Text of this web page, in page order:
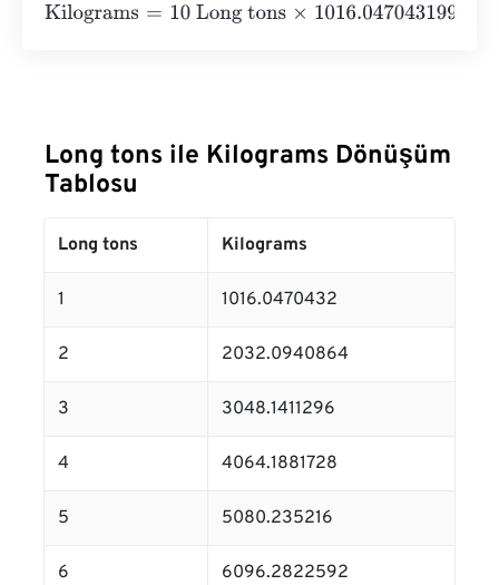
Kilograms=10 Long tons×1016.047043199982=
Long tons ile Kilograms Dönüşüm
Tablosu
Long tons Kilograms
1 1016.0470432
2 2032.0940864
3 3048.1411296
4 4064.1881728
5 5080.235216
6 6096.2822592